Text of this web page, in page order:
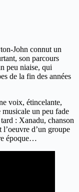
John connut un
son parcours
peu niaise, qui
de la fin des années
voix, étincelante,
un peu fade
: Xanadu, chanson
d’un groupe
époque…